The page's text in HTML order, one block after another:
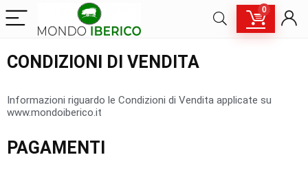
0
CONDIZIONI DI VENDITA
Informazioni riguardo le Condizioni di Vendita applicate su
www.mondoiberico.it
PAGAMENTI